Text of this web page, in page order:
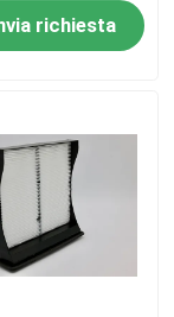
richiesta